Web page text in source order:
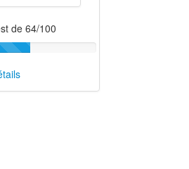
de 64/100